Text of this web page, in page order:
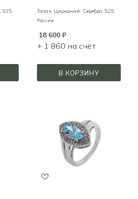
925,
Топаз, Цирконий, Серебро, 925,
Россия
18 600₽
+ 1 860 на счёт
В КОРЗИНУ